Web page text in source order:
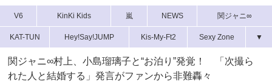
V6 KinKi Kids 嵐 NEWS 関ジャニ∞
KAT-TUN Hey!Say!JUMP Kis-My-Ft2 Sexy Zone ▼
関ジャニ∞村上、小島瑠璃子と“お泊り”発覚！ 「次撮ら
れた人と結婚する」発言がファンから非難轟々